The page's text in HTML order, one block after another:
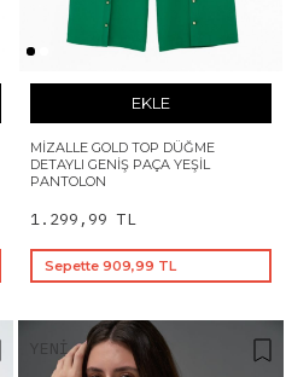
EKLE
MIZALLE GOLD TOP DÜĞME
DETAYLI GENIŞ PAÇA YEŞIL
PANTOLON
1.299,99 TL
Sepette 909,99 TL
YENI